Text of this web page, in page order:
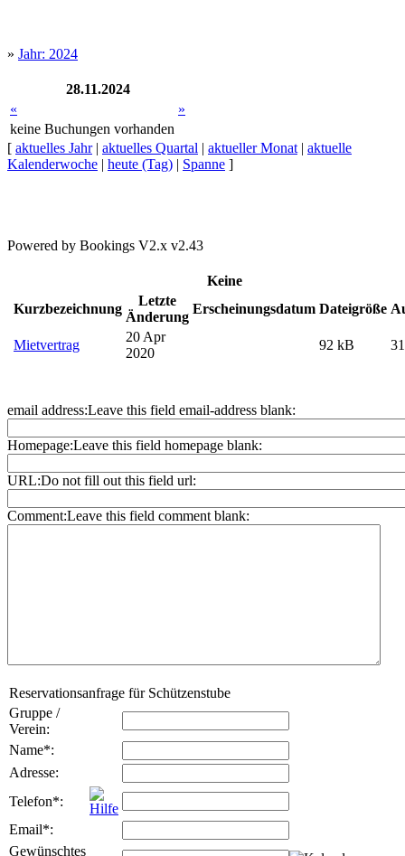
» Jahr: 2024
28.11.2024
«
»
keine Buchungen vorhanden
[ aktuelles Jahr| aktuelles Quartal | aktueller Monat | aktuelle
Kalenderwoche | heute (Tag) | Spanne ]
Powered by Bookings V2.x v2.43
Keine
Kurzbezeichnung
Letzte
Änderung
Erscheinungsdatum Dateigröße
Mietvertrag
20 Apr
2020
92 kB
email address:Leave this field email-address blank:
Homepage:Leave this field homepage blank:
URL:Do not fill out this field url:
Comment:Leave this field comment blank:
Reservationsanfrage für Schützenstube
Gruppe /
Verein:
Name*:
Adresse:
Telefon*:
Email*:
Gewünschtes